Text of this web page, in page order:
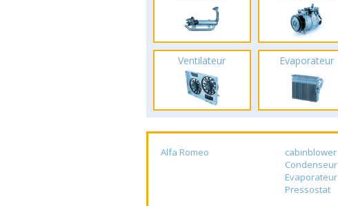
Ventilateur Evaporateur
Alfa Romeo cabinblower
Condenseur
Evaporateur
Pressostat